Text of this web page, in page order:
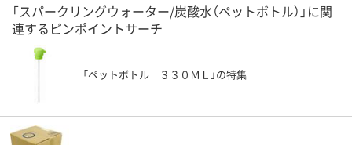
「スパークリングウォーター/炭酸水（ペットボトル）」に関
連するピンポイントサーチ
「ペットボトル ３３０ＭＬ」の特集